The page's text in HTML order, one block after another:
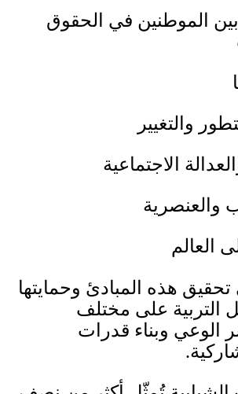
بين الموطنين في الحقوق
والتغيير
الاجتماعية
والعنصرية
العالم
تحقيق هذه المبادئ وحمايتها
على مختلف
الوعي وبناء قدرات
.